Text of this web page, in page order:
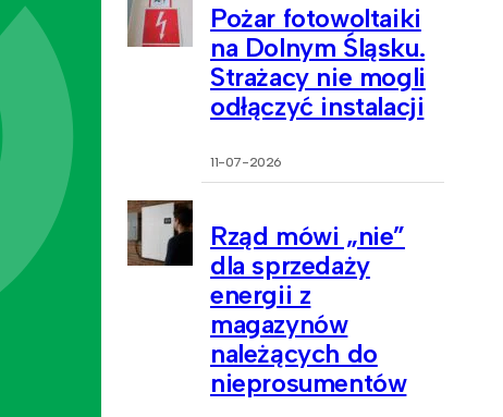
Pożar fotowoltaiki
na Dolnym Śląsku.
Strażacy nie mogli
odłączyć instalacji
11-07-2026
Rząd mówi „nie”
dla sprzedaży
energii z
magazynów
należących do
nieprosumentów